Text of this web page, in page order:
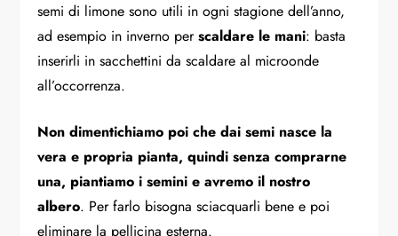
semi di limone sono utili in ogni stagione dell’anno,
ad esempio in inverno perscaldare le mani: basta
inserirli in sacchettini da scaldare al microonde
all’occorrenza.
Non dimentichiamo poi che dai semi nasce la
vera e propria pianta, quindi senza comprarne
una, piantiamo i semini e avremo il nostro
albero. Per farlo bisogna sciacquarli bene e poi
eliminare la pellicina esterna.